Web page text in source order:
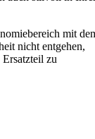
mit
nicht entgehen,
zu